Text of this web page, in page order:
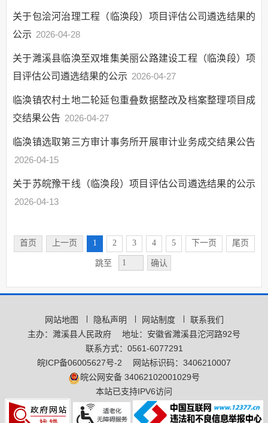
中标成交公告
监督保障
回应关切
惠民惠农
关于包浍河治理工程（临涣段）项目评估公司遴选结果的
公示 2026-04-28
关于濉溪县临涣至双堆集美丽公路建设工程（临涣段）项
目评估公司遴选结果的公示 2026-04-27
临涣镇农村土地二轮延包重叠数据整改及档案整理项目成
交结果公告 2026-04-27
临涣镇选取第三方审计事务所开展审计业务成交结果公告
2026-04-15
关于苏皖豫干线（临涣段）项目评估公司遴选结果的公示
2026-04-13
首页 上一页 1 2 3 4 5 下一页 尾页
跳至 确认
网站地图 隐私声明 网站制度
联系我们
主办：濉溪县人民政府
地址：安徽省濉溪县沱河路92号
联系方式：0561-6077291
皖ICP备06005627号-2
网站标识码：3406210007
皖公网安备 34062102001029号
本站已支持IPV6访问